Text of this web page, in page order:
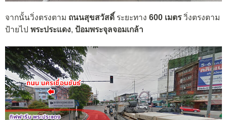
จากนั้นวิ่งตรงตาม ถนนสุขสวัสดิ์ ระยะทาง 600 เมตรวิ่งตรงตาม
ป้ายไป พระประแดง, ป้อมพระจุลจอมเกล้า